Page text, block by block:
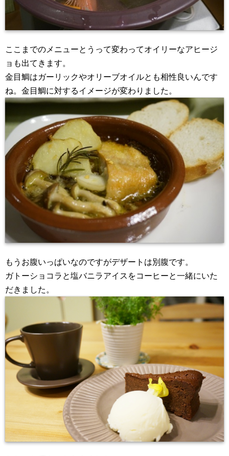
ここまでのメニューとうって変わってオイリーなアヒージ
ョも出てきます。
金目鯛はガーリックやオリーブオイルとも相性良いんです
ね。金目鯛に対するイメージが変わりました。
もうお腹いっぱいなのですがデザートは別腹です。
ガトーショコラと塩バニラアイスをコーヒーと一緒にいた
だきました。